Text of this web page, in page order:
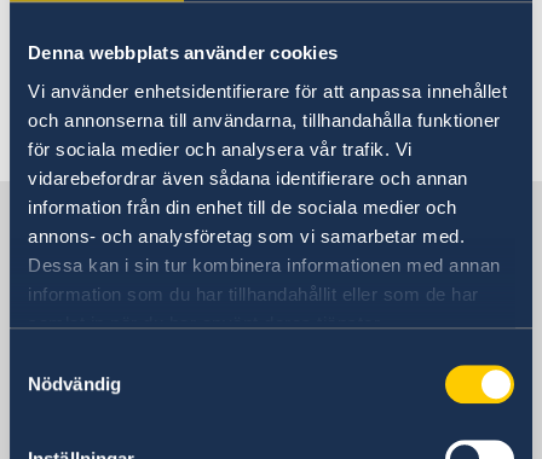
Denna webbplats använder cookies
Vi använder enhetsidentifierare för att anpassa innehållet
och annonserna till användarna, tillhandahålla funktioner
för sociala medier och analysera vår trafik. Vi
vidarebefordrar även sådana identifierare och annan
information från din enhet till de sociala medier och
annons- och analysföretag som vi samarbetar med.
Dessa kan i sin tur kombinera informationen med annan
information som du har tillhandahållit eller som de har
samlat in när du har använt deras tjänster.
Nödvändig
theSwedish Migrations Agency
Last updated 13 Apr 2018, 12.44 PM
Sweden in Romania, Bucharest
Embassy
Șoseaua Kiseleff 43,